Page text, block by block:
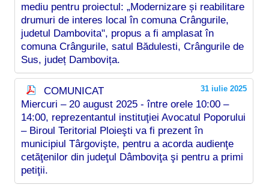
mediu pentru proiectul: „Modernizare și reabilitare
drumuri de interes local în comuna Crângurile,
judetul Dambovita", propus a fi amplasat în
comuna Crângurile, satul Bădulesti, Crângurile de
Sus, județ Dambovița.
31 iulie 2025
COMUNICAT
Miercuri – 20 august 2025 - între orele 10:00 –
14:00, reprezentantul instituţiei Avocatul Poporului
– Biroul Teritorial Ploieşti va fi prezent în
municipiul Târgovişte, pentru a acorda audienţe
cetăţenilor din judeţul Dâmboviţa şi pentru a primi
petiţii.